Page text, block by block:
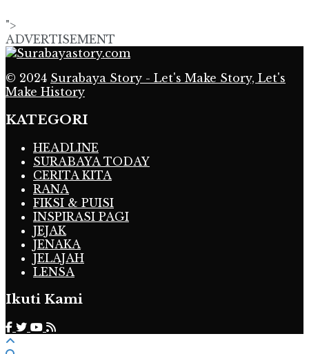
">
ADVERTISEMENT
© 2024 Surabaya Story - Let's Make Story, Let's
Make History
KATEGORI
HEADLINE
SURABAYA TODAY
CERITA KITA
RANA
FIKSI & PUISI
INSPIRASI PAGI
JEJAK
JENAKA
JELAJAH
LENSA
Ikuti Kami